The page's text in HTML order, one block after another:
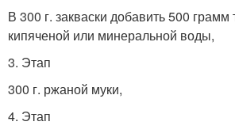
В 300 г. закваски добавить 500
кипяченой или минеральной воды,
3. Этап
300 г. ржаной муки,
4. Этап